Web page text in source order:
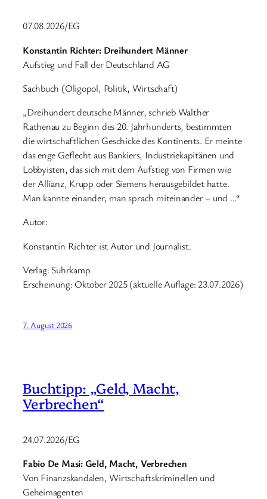
07.08.2026/EG
Konstantin Richter: Dreihundert Männer
Aufstieg und Fall der Deutschland AG
Sachbuch (Oligopol, Politik, Wirtschaft)
„Dreihundert deutsche Männer, schrieb Walther
Rathenau zu Beginn des 20. Jahrhunderts, bestimmten
die wirtschaftlichen Geschicke des Kontinents. Er meinte
das enge Geflecht aus Bankiers, Industriekapitänen und
Lobbyisten, das sich mit dem Aufstieg von Firmen wie
der Allianz, Krupp oder Siemens herausgebildet hatte.
Man kannte einander, man sprach miteinander – und …“
Autor:
Konstantin Richter ist Autor und Journalist.
Verlag: Suhrkamp
Erscheinung: Oktober 2025 (aktuelle Auflage: 23.07.2026)
7. August 2026
Buchtipp: „Geld, Macht,
Verbrechen“
24.07.2026/EG
Fabio De Masi: Geld, Macht, Verbrechen
Von Finanzskandalen, Wirtschaftskriminellen und
Geheimagenten